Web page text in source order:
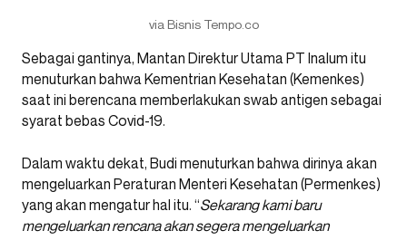
via Bisnis Tempo.co
Sebagai gantinya, Mantan Direktur Utama PT Inalum itu
menuturkan bahwa Kementrian Kesehatan (Kemenkes)
saat ini berencana memberlakukan swab antigen sebagai
syarat bebas Covid-19.
Dalam waktu dekat, Budi menuturkan bahwa dirinya akan
mengeluarkan Peraturan Menteri Kesehatan (Permenkes)
yang akan mengatur hal itu. “Sekarang kami baru
mengeluarkan rencana akan segera mengeluarkan